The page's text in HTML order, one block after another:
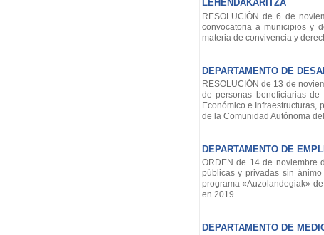
LEHENDAKARITZA
RESOLUCIÓN de 6 de
convocatoria a municipios y
materia de convivencia y
DEPARTAMENTO DE
RESOLUCIÓN de 13 de
de personas beneficiarias
Económico e Infraestructuras,
de la Comunidad Autónoma
DEPARTAMENTO DE
ORDEN de 14 de noviembre
públicas y privadas sin
programa «Auzolandegiak»
en 2019.
DEPARTAMENTO DE